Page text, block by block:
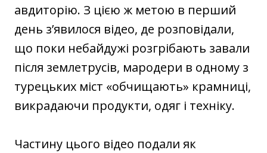
авдиторію. З цією ж метою в перший
день з’явилося відео, де розповідали,
що поки небайдужі розгрібають завали
після землетрусів, мародери в одному з
турецьких міст «обчищають» крамниці,
викрадаючи продукти, одяг і техніку.
Частину цього відео подали як